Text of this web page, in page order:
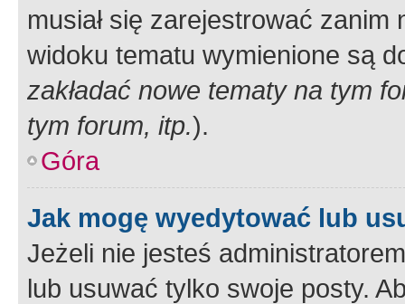
musiał się zarejestrować
widoku tematu wymienione są
zakładać nowe tematy na tym
tym forum, itp.).
Góra
Jak mogę wyedytować lub
Jeżeli nie jesteś
lub usuwać tylko swoje posty.